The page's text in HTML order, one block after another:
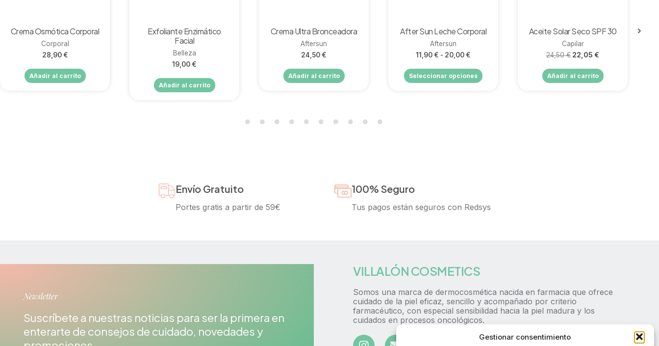
Gestionar consentimiento
Crema Osmótica Corporal
Corporal
28,90 €
Añadir al carrito
Exfoliante Enzimático
Facial
Belleza
19,00 €
Añadir al carrito
Crema Ultra Bronceadora
Aftersun
24,50 €
Añadir al carrito
After Sun Leche Corporal
Aftersun
11,90 € - 20,00 €
Seleccionar opciones
Aceite Solar Seco SPF 30
Capilar
24,50€ 22,05 €
Añadir al carrito
Envío Gratuito
Portes gratis a partir de 59€
100% Seguro
Tus pagos están seguros con Redsys
Newsletter
Suscríbete a nuestras noticias para ser la primera en
enterarte de consejos de cuidado, novedades y
VILLALÓN COSMETICS
Somos una marca de dermocosmética nacida en farmacia que ofrece
cuidado de la piel eficaz, sencillo y acompañado por criterio
farmacéutico, con especial sensibilidad hacia la piel madura y los
cuidados en procesos oncológicos.